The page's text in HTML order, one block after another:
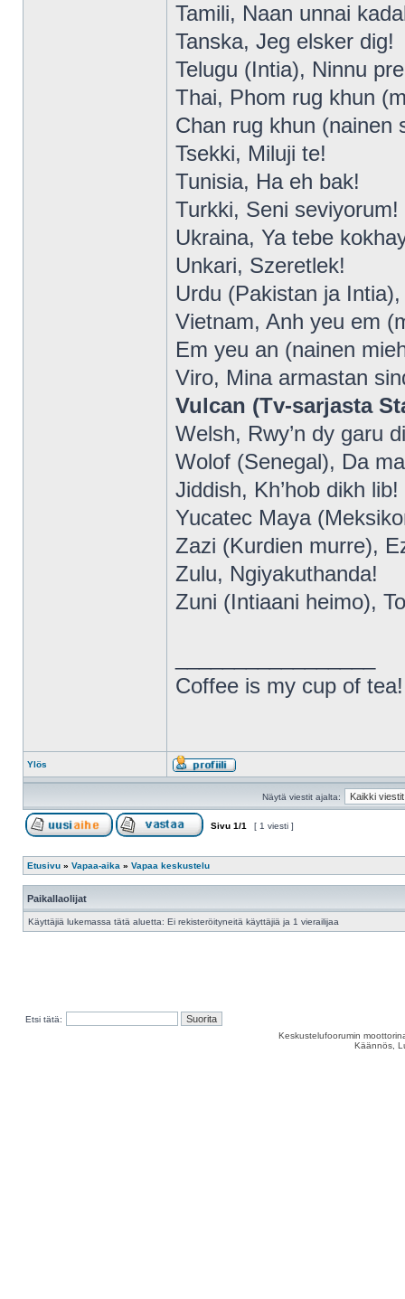
Tamili, Naan unnai
Tanska, Jeg elsker dig!
Telugu (Intia), Ninnu
Thai, Phom rug khun
Chan rug khun (nainen
Tsekki, Miluji te!
Tunisia, Ha eh bak!
Turkki, Seni seviyorum!
Ukraina, Ya tebe
Unkari, Szeretlek!
Urdu (Pakistan ja
Vietnam, Anh yeu em
Em yeu an (nainen
Viro, Mina armastan
Vulcan (Tv-sarjasta
Welsh, Rwy’n dy garu
Wolof (Senegal), Da
Jiddish, Kh’hob dikh lib!
Yucatec Maya
Zazi (Kurdien murre),
Zulu, Ngiyakuthanda!
Zuni (Intiaani heimo),
Coffee is my cup of tea!
Ylös
Näytä viestit ajalta:
Sivu 1/1 [ 1 viesti ]
Etusivu » Vapaa-aika » Vapaa keskustelu
Paikallaolijat
Käyttäjiä lukemassa tätä aluetta: Ei rekisteröityneitä käyttäjiä ja 1 vierailijaa
Etsi tätä:
Keskustelufoorumin
Käännös,